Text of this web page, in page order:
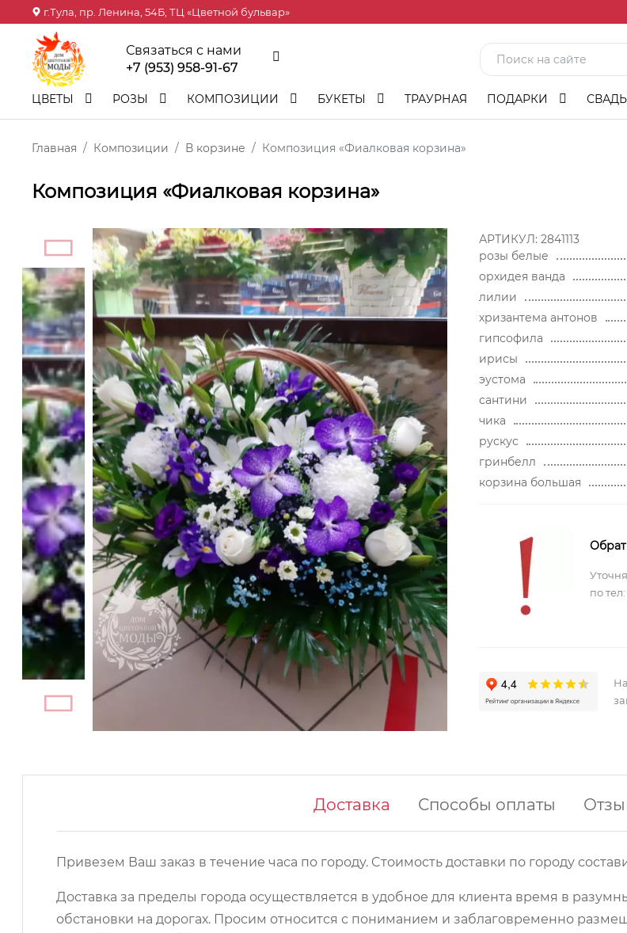
г.Тула, пр. Ленина, 54Б, ТЦ «Цветной бульвар»
Связаться с нами
+7 (953) 958-91-67
ЦВЕТЫ РОЗЫ КОМПОЗИЦИИ БУКЕТЫ ТРАУРНАЯ ПОДАРКИ
Главная Композиции В корзине Композиция «Фиалковая корзина»
Композиция «Фиалковая корзина»
АРТИКУЛ: 2841113
розы белые
орхидея ванда
лилии
хризантема антонов
гипсофила
ирисы
эустома
сантини
чика
рускус
гринбелл
корзина большая
по тел:
Доставка Способы оплаты
Привезем Ваш заказ в течение часа по городу. Cтоимость доставки по городу
Доставка за пределы города осуществляется в удобное для клиента время в
обстановки на дорогах. Просим относится с пониманием и заблаговременно